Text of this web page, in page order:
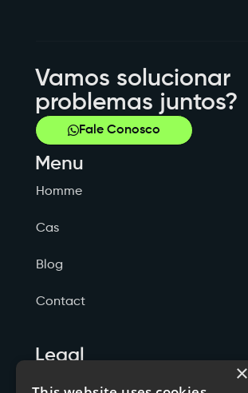
Vamos solucionar
problemas juntos?
Fale Conosco
Menu
Homme
Cas
Blog
Contact
Legal
Politicas de Privacidade ×